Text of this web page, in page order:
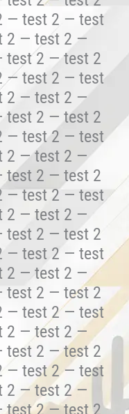
— test 2 — test
2 — test 2 —
2 — test 2
— test 2 — test
2 — test 2 —
2 — test 2
— test 2 — test
2 — test 2 —
2 — test 2
— test 2 — test
2 — test 2 —
2 — test 2
— test 2 — test
2 — test 2 —
test 2 — test 2
— test 2 — test
2 — test 2 —
2 — test 2
— test 2 — test
2 — test 2 —
2 — test 2